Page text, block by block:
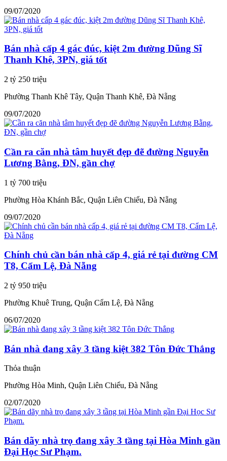
09/07/2020
Bán nhà cấp 4 gác đúc, kiệt 2m đường Dũng Sĩ
Thanh Khê, 3PN, giá tốt
2 tỷ 250 triệu
Phường Thanh Khê Tây, Quận Thanh Khê, Đà Nẵng
09/07/2020
Cần ra căn nhà tâm huyết đẹp đẽ đường Nguyễn
Lương Bằng, ĐN, gần chợ
1 tỷ 700 triệu
Phường Hòa Khánh Bắc, Quận Liên Chiểu, Đà Nẵng
09/07/2020
Chính chủ cần bán nhà cấp 4, giá rẻ tại đường CM
T8, Cẩm Lệ, Đà Nẵng
2 tỷ 950 triệu
Phường Khuê Trung, Quận Cẩm Lệ, Đà Nẵng
06/07/2020
Bán nhà đang xây 3 tầng kiệt 382 Tôn Đức Thắng
Thỏa thuận
Phường Hòa Minh, Quận Liên Chiểu, Đà Nẵng
02/07/2020
Bán dãy nhà trọ đang xây 3 tầng tại Hòa Minh gần
Đại Học Sư Phạm.